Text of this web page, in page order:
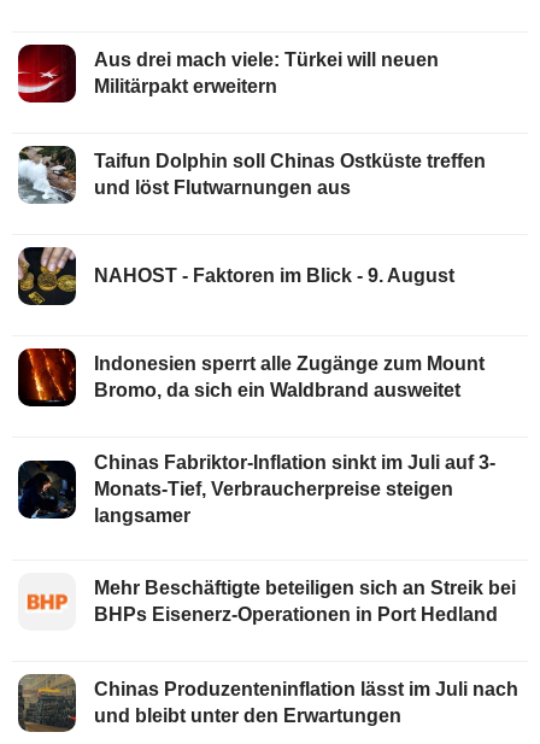
Aus drei mach viele: Türkei will neuen
Militärpakt erweitern
Taifun Dolphin soll Chinas Ostküste treffen
und löst Flutwarnungen aus
NAHOST - Faktoren im Blick - 9. August
Indonesien sperrt alle Zugänge zum Mount
Bromo, da sich ein Waldbrand ausweitet
Chinas Fabriktor-Inflation sinkt im Juli auf 3-
Monats-Tief, Verbraucherpreise steigen
langsamer
Mehr Beschäftigte beteiligen sich an Streik bei
BHPs Eisenerz-Operationen in Port Hedland
Chinas Produzenteninflation lässt im Juli nach
und bleibt unter den Erwartungen